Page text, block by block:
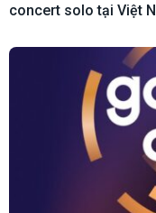
concert solo tại Việt